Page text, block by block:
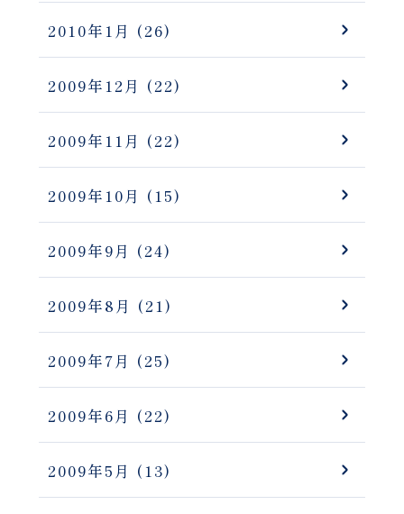
2010年1月 (26)
2009年12月 (22)
2009年11月 (22)
2009年10月 (15)
2009年9月 (24)
2009年8月 (21)
2009年7月 (25)
2009年6月 (22)
2009年5月 (13)